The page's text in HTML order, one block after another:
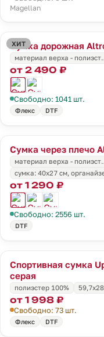
Magellan
ХИТ
Сумка дорожная
материал верха -
от 2 490 ₽
Свободно: 1041 шт.
Флекс DTF
Сумка через плечо
материал верха -
cумка: 40x27 см,
от 1 290 ₽
Свободно: 2556 шт.
DTF
Спортивная сумка
серая
полиэстер 100%
от 1 998 ₽
Свободно: 73 шт.
Флекс DTF